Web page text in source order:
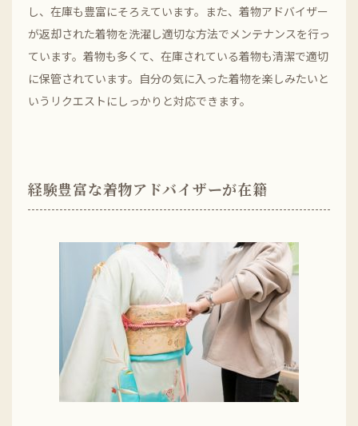
し、在庫も豊富にそろえています。また、着物アドバイザー
が返却された着物を洗濯し適切な方法でメンテナンスを行っ
ています。着物も多くて、在庫されている着物も清潔で適切
に保管されています。自分の気に入った着物を楽しみたいと
いうリクエストにしっかりと対応できます。
経験豊富な着物アドバイザーが在籍